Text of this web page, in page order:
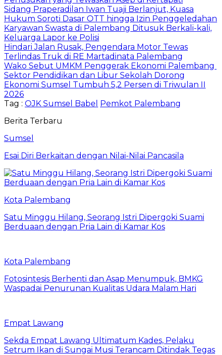
Sidang Praperadilan Iwan Tuaji Berlanjut, Kuasa
Hukum Soroti Dasar OTT hingga Izin Penggeledahan
Karyawan Swasta di Palembang Ditusuk Berkali-kali,
Keluarga Lapor ke Polisi
Hindari Jalan Rusak, Pengendara Motor Tewas
Terlindas Truk di RE Martadinata Palembang
Wako Sebut UMKM Penggerak Ekonomi Palembang
Sektor Pendidikan dan Libur Sekolah Dorong
Ekonomi Sumsel Tumbuh 5,2 Persen di Triwulan II
2026
Tag : OJK Sumsel Babel Pemkot Palembang
Berita Terbaru
Sumsel
Esai Diri Berkaitan dengan Nilai-Nilai Pancasila
Kota Palembang
Satu Minggu Hilang, Seorang Istri Dipergoki Suami
Berduaan dengan Pria Lain di Kamar Kos
Kota Palembang
Fotosintesis Berhenti dan Asap Menumpuk, BMKG
Waspadai Penurunan Kualitas Udara Malam Hari
Empat Lawang
Sekda Empat Lawang Ultimatum Kades, Pelaku
Setrum Ikan di Sungai Musi Terancam Ditindak Tegas